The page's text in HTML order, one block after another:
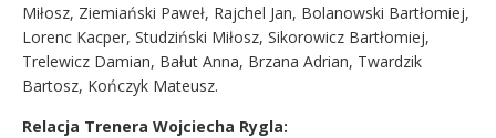
Miłosz, Ziemiański Paweł, Rajchel Jan, Bolanowski Bartłomiej,
Lorenc Kacper, Studziński Miłosz, Sikorowicz Bartłomiej,
Trelewicz Damian, Bałut Anna, Brzana Adrian, Twardzik
Bartosz, Kończyk Mateusz.
Relacja Trenera Wojciecha Rygla: